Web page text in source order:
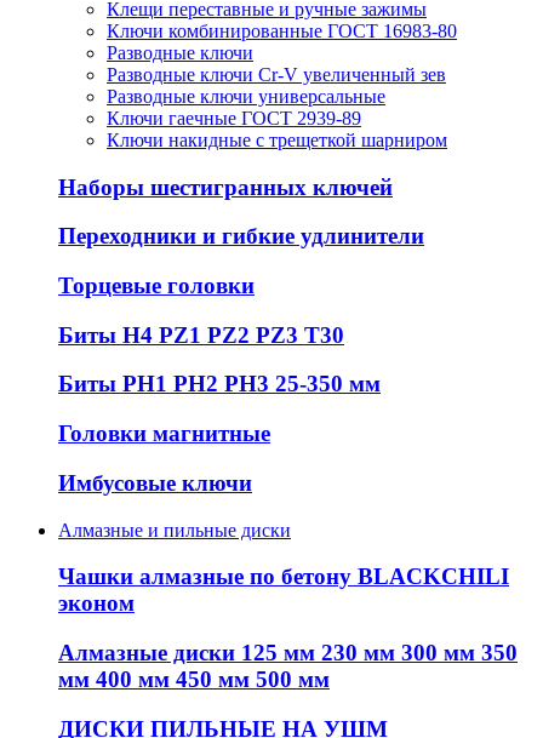
Клещи переставные и ручные зажимы
Ключи комбинированные ГОСТ 16983-80
Разводные ключи
Разводные ключи Cr-V увеличенный зев
Разводные ключи универсальные
Ключи гаечные ГОСТ 2939-89
Ключи накидные с трещеткой шарниром
Наборы шестигранных ключей
Переходники и гибкие удлинители
Торцевые головки
Биты H4 PZ1 PZ2 PZ3 T30
Биты PH1 PH2 PH3 25-350 мм
Головки магнитные
Имбусовые ключи
Алмазные и пильные диски
Чашки алмазные по бетону BLACKCHILI
эконом
Алмазные диски 125 мм 230 мм 300 мм 350
мм 400 мм 450 мм 500 мм
ДИСКИ ПИЛЬНЫЕ НА УШМ